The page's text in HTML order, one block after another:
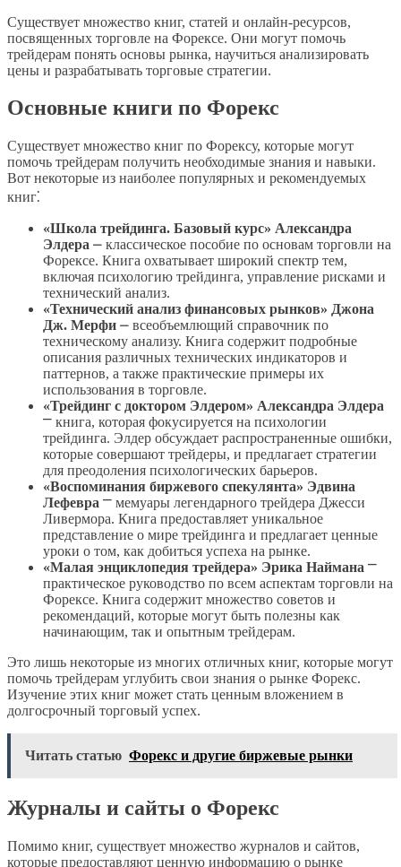
Существует множество книг, статей и онлайн-ресурсов,
посвященных торговле на Форексе. Они могут помочь
трейдерам понять основы рынка, научиться анализировать
цены и разрабатывать торговые стратегии.
Основные книги по Форекс
Существует множество книг по Форексу, которые могут
помочь трейдерам получить необходимые знания и навыки.
Вот некоторые из наиболее популярных и рекомендуемых
книг⁚
«Школа трейдинга. Базовый курс» Александра
Элдера ⎼ классическое пособие по основам торговли на
Форексе. Книга охватывает широкий спектр тем,
включая психологию трейдинга, управление рисками и
технический анализ.
«Технический анализ финансовых рынков» Джона
Дж. Мерфи ⎼ всеобъемлющий справочник по
техническому анализу. Книга содержит подробные
описания различных технических индикаторов и
паттернов, а также практические примеры их
использования в торговле.
«Трейдинг с доктором Элдером» Александра Элдера
⎻ книга, которая фокусируется на психологии
трейдинга. Элдер обсуждает распространенные ошибки,
которые совершают трейдеры, и предлагает стратегии
для преодоления психологических барьеров.
«Воспоминания биржевого спекулянта» Эдвина
Лефевра ⎻ мемуары легендарного трейдера Джесси
Ливермора. Книга предоставляет уникальное
представление о мире трейдинга и предлагает ценные
уроки о том, как добиться успеха на рынке.
«Малая энциклопедия трейдера» Эрика Наймана ⎻
практическое руководство по всем аспектам торговли на
Форексе. Книга содержит множество советов и
рекомендаций, которые могут быть полезны как
начинающим, так и опытным трейдерам.
Это лишь некоторые из многих отличных книг, которые могут
помочь трейдерам углубить свои знания о рынке Форекс.
Изучение этих книг может стать ценным вложением в
долгосрочный торговый успех.
Читать статью Форекс и другие биржевые рынки
Журналы и сайты о Форекс
Помимо книг, существует множество журналов и сайтов,
которые предоставляют ценную информацию о рынке